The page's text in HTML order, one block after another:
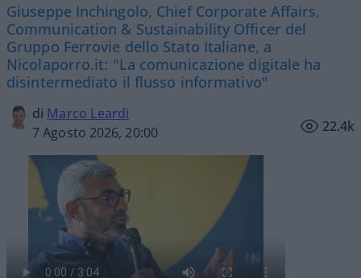
Giuseppe Inchingolo, Chief Corporate Affairs,
Communication & Sustainability Officer del
Gruppo Ferrovie dello Stato Italiane, a
Nicolaporro.it: "La comunicazione digitale ha
disintermediato il flusso informativo"
di Marco Leardi
7 Agosto 2026, 20:00
22.4k